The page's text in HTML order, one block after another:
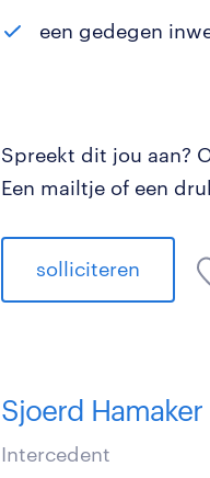
een gedegen
Spreekt dit jou aan?
Een mailtje of een
solliciteren
Sjoerd Hamaker
Intercedent